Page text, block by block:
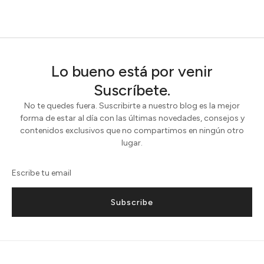
Lo bueno está por venir
Suscríbete.
No te quedes fuera. Suscribirte a nuestro blog es la mejor
forma de estar al día con las últimas novedades, consejos y
contenidos exclusivos que no compartimos en ningún otro
lugar.
Subscribe